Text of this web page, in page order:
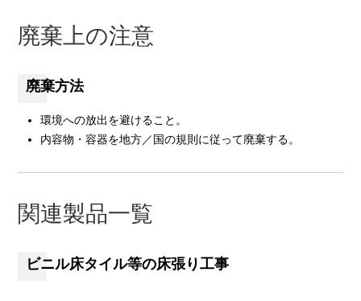
廃棄上の注意
廃棄方法
環境への放出を避けること。
内容物・容器を地方／国の規則に従って廃棄する。
関連製品一覧
ビニル床タイル等の床張り工事